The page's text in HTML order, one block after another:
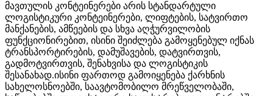
მავთულის კონტეინერები არის სტანდარტული
ლოგისტიკური კონტეინერები, ლიფტების, სატვირთო
მანქანების, ამწეების და სხვა აღჭურვილობის
ფუნქციონირებით, ისინი შეიძლება გამოყენებულ იქნას
ტრანსპორტირების, დამუშავების, დატვირთვის,
გადმოტვირთვის, შენახვისა და ლოგისტიკის
შესანახად.ისინი ფართოდ გამოიყენება ქარხნის
სახელოსნოებში, საავტომობილო მრეწველობაში,